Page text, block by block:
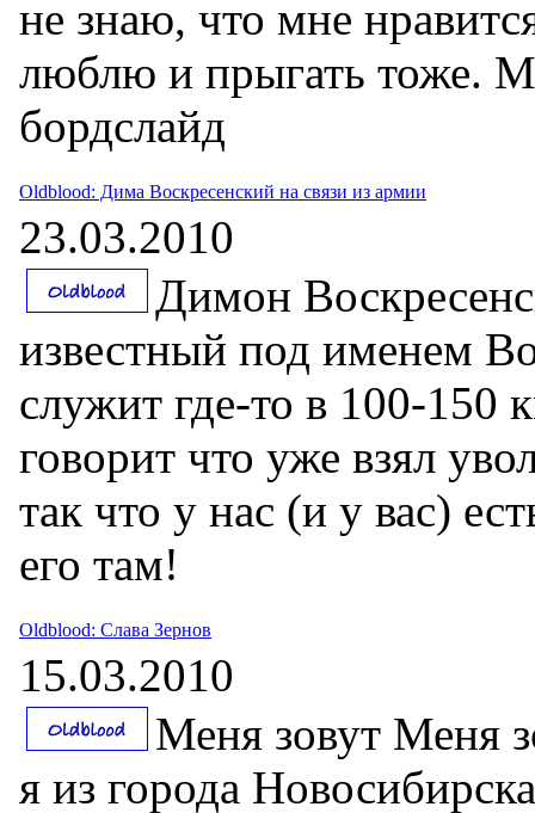
не знаю, что мне
люблю и прыгать тоже.
бордслайд
Oldblood: Дима Воскресенский на связи из армии
23.03.2010
Димон
известный под именем
служит где-то в 100-150
говорит что уже взял
так что у нас (и у вас)
его там!
Oldblood: Слава Зернов
15.03.2010
Меня зовут Меня
я из города